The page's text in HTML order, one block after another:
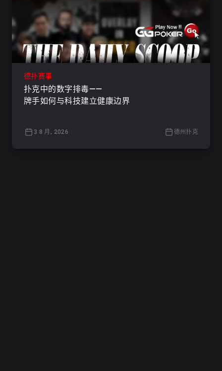
德扑赛事
扑克中的数字排毒——
牌手如何与科技建立健康边界
3 8 月, 2026 德州扑克